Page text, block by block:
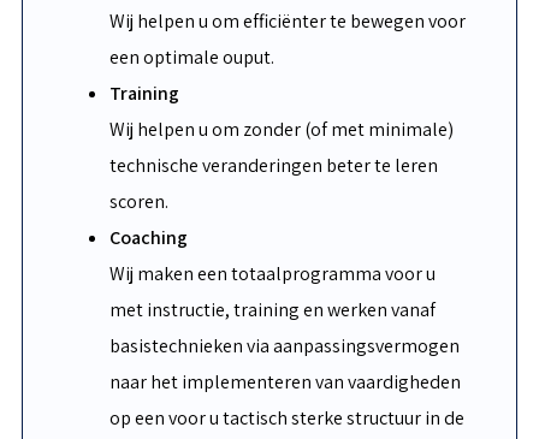
Wij helpen u om efficiënter te bewegen voor
een optimale ouput.
Training
Wij helpen u om zonder (of met minimale)
technische veranderingen beter te leren
scoren.
Coaching
Wij maken een totaalprogramma voor u
met instructie, training en werken vanaf
basistechnieken via aanpassingsvermogen
naar het implementeren van vaardigheden
op een voor u tactisch sterke structuur in de